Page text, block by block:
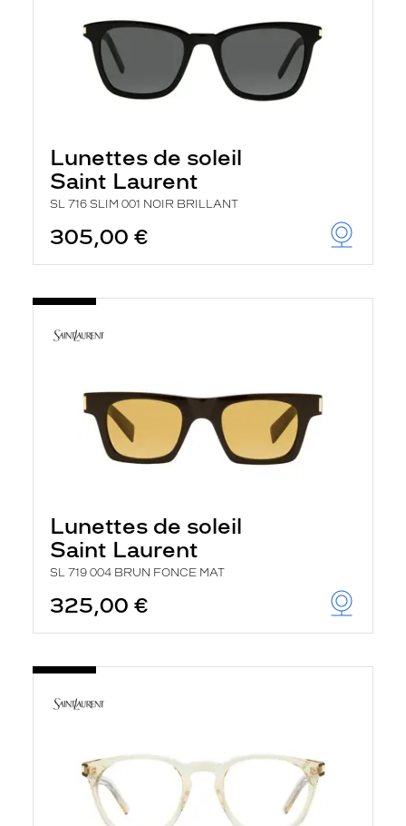
Lunettes de soleil
Saint Laurent
SL 716 SLIM 001 NOIR BRILLANT
305,00 €
Lunettes de soleil
Saint Laurent
SL 719 004 BRUN FONCE MAT
325,00 €